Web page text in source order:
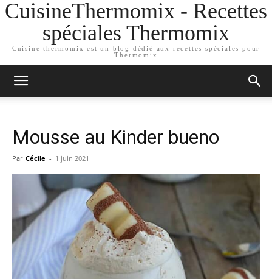
CuisineThermomix - Recettes
spéciales Thermomix
Cuisine thermomix est un blog dédié aux recettes spéciales pour
Thermomix
Mousse au Kinder bueno
Par Cécile - 1 juin 2021